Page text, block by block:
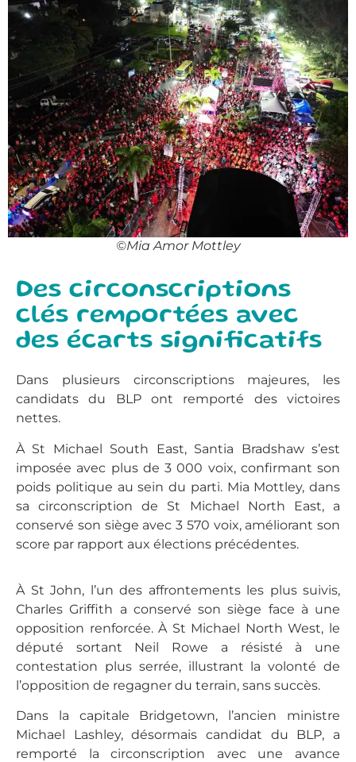
©Mia Amor Mottley
Des circonscriptions
clés remportées avec
des écarts significatifs
Dans plusieurs circonscriptions majeures, les
candidats du BLP ont remporté des victoires
nettes.
À St Michael South East, Santia Bradshaw s’est
imposée avec plus de 3 000 voix, confirmant son
poids politique au sein du parti. Mia Mottley, dans
sa circonscription de St Michael North East, a
conservé son siège avec 3 570 voix, améliorant son
score par rapport aux élections précédentes.
À St John, l’un des affrontements les plus suivis,
Charles Griffith a conservé son siège face à une
opposition renforcée. À St Michael North West, le
député sortant Neil Rowe a résisté à une
contestation plus serrée, illustrant la volonté de
l’opposition de regagner du terrain, sans succès.
Dans la capitale Bridgetown, l’ancien ministre
Michael Lashley, désormais candidat du BLP, a
remporté la circonscription avec une avance